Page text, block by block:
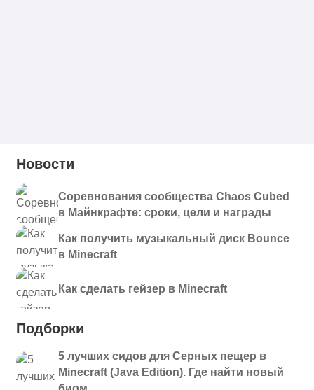
Новости
Соревнования сообщества Chaos Cubed
в Майнкрафте: сроки, цели и награды
Как получить музыкальный диск Bounce
в Minecraft
Как сделать гейзер в Minecraft
Подборки
5 лучших сидов для Серных пещер в
Minecraft (Java Edition). Где найти новый